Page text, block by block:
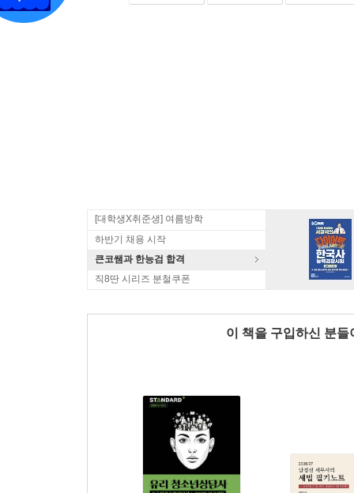
[대학생X취준생] 여름방학
하반기 채용 시작
큰코쌤과 한능검 합격
직8딴 시리즈 분철쿠폰
이 책을 구입하신 분